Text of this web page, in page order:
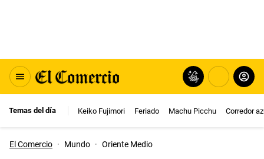
Temas del día Keiko Fujimori Feriado Machu Picchu Corredor
El Comercio · Mundo · Oriente Medio